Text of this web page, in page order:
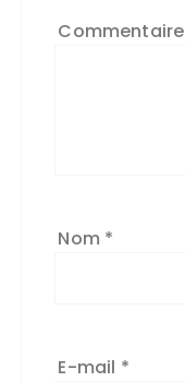
Commentaire
Nom *
E-mail *